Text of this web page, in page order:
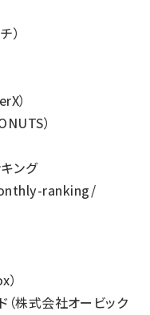
）
）
）
ング
ranking/
株式会社オービック